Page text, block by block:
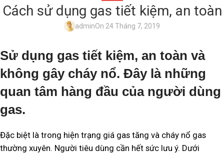
Cách sử dụng gas tiết kiệm, an toàn
adminOn 24 Tháng 7, 2019
Sử dụng gas tiết kiệm, an toàn và
không gây cháy nổ. Đây là những
quan tâm hàng đầu của người dùng
gas.
Đặc biệt là trong hiện trạng giá gas tăng và cháy nổ gas
thường xuyên. Người tiêu dùng cần hết sức lưu ý. Dưới